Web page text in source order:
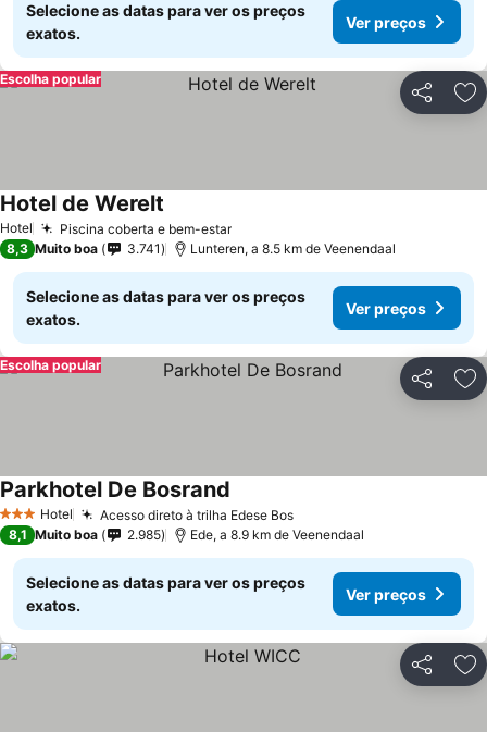
Selecione as datas para ver os preços
exatos.
Ver preços
Partilhar
Escolha popular
Hotel Piscina coberta e bem-estarVer preços
Hotel de Werelt
8,3 Muito boa 3.741 Lunteren, a 8.5 km de Veenendaal
Selecione as datas para ver os preços
exatos.
Ver preços
Partilhar
Escolha popular
3 EstrelasHotel Acesso direto à trilha Edese BosVer preços
Parkhotel De Bosrand
8,1 Muito boa 2.985 Ede, a 8.9 km de Veenendaal
Selecione as datas para ver os preços
exatos.
Ver preços
Partilhar